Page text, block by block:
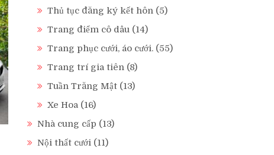
Thủ tục đăng ký kết hôn (5)
Trang điểm cô dâu (14)
Trang phục cưới, áo cưới. (55)
Trang trí gia tiên (8)
Tuần Trăng Mật (13)
Xe Hoa (16)
Nhà cung cấp (13)
Nội thất cưới (11)